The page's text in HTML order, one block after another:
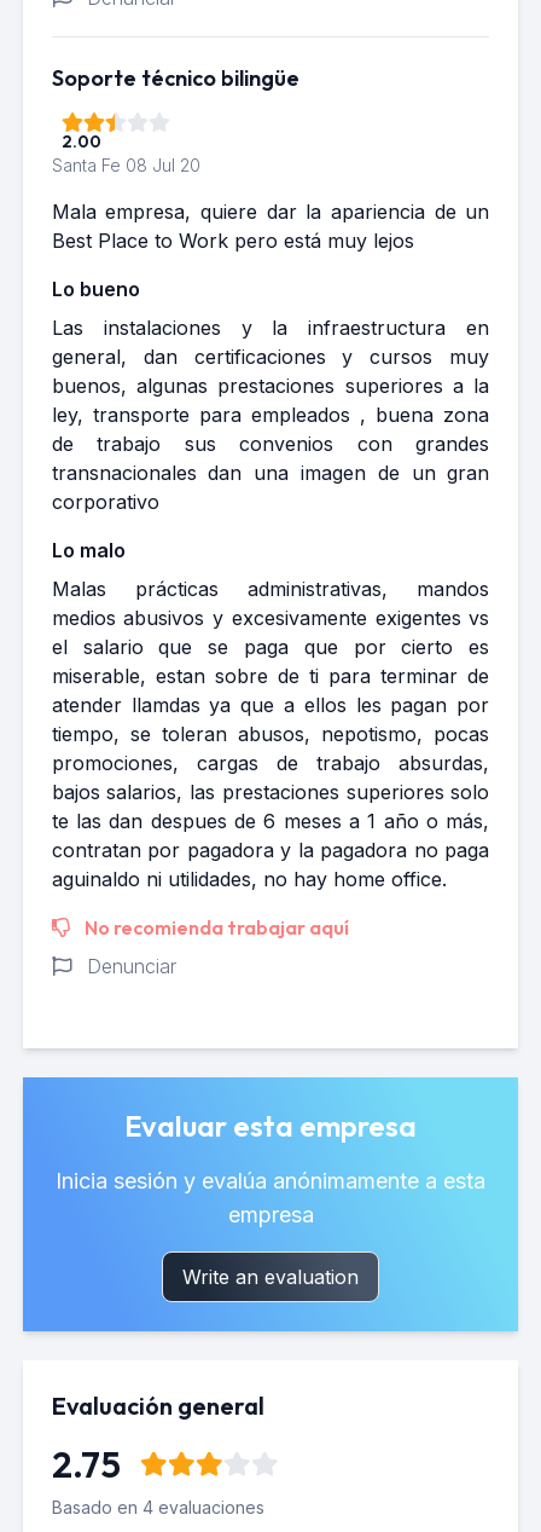
Soporte técnico bilingüe
2.00
Santa Fe 08 Jul 20
Mala empresa, quiere dar la apariencia de un
Best Place to Work pero está muy lejos
Lo bueno
Las instalaciones y la infraestructura en
general, dan certificaciones y cursos muy
buenos, algunas prestaciones superiores a la
ley, transporte para empleados , buena zona
de trabajo sus convenios con grandes
transnacionales dan una imagen de un gran
corporativo
Lo malo
Malas prácticas administrativas, mandos
medios abusivos y excesivamente exigentes vs
el salario que se paga que por cierto es
miserable, estan sobre de ti para terminar de
atender llamdas ya que a ellos les pagan por
tiempo, se toleran abusos, nepotismo, pocas
promociones, cargas de trabajo absurdas,
bajos salarios, las prestaciones superiores solo
te las dan despues de 6 meses a 1 año o más,
contratan por pagadora y la pagadora no paga
aguinaldo ni utilidades, no hay home office.
No recomienda trabajar aquí
Denunciar
Evaluar esta empresa
Inicia sesión y evalúa anónimamente a esta
empresa
Write an evaluation
Evaluación general
2.75
Basado en 4 evaluaciones